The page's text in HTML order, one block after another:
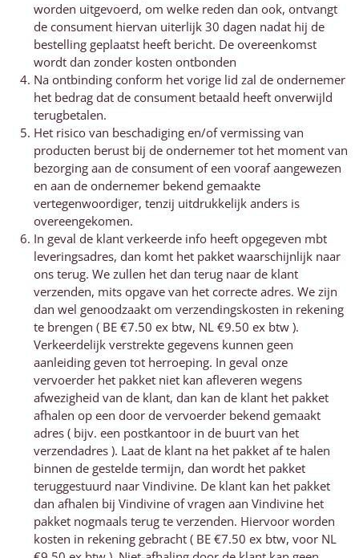
worden uitgevoerd, om welke reden dan ook, ontvangt
de consument hiervan uiterlijk 30 dagen nadat hij de
bestelling geplaatst heeft bericht. De overeenkomst
wordt dan zonder kosten ontbonden
Na ontbinding conform het vorige lid zal de ondernemer
het bedrag dat de consument betaald heeft onverwijld
terugbetalen.
Het risico van beschadiging en/of vermissing van
producten berust bij de ondernemer tot het moment van
bezorging aan de consument of een vooraf aangewezen
en aan de ondernemer bekend gemaakte
vertegenwoordiger, tenzij uitdrukkelijk anders is
overeengekomen.
In geval de klant verkeerde info heeft opgegeven mbt
leveringsadres, dan komt het pakket waarschijnlijk naar
ons terug. We zullen het dan terug naar de klant
verzenden, mits opgave van het correcte adres. We zijn
dan wel genoodzaakt om verzendingskosten in rekening
te brengen ( BE €7.50 ex btw, NL €9.50 ex btw ).
Verkeerdelijk verstrekte gegevens kunnen geen
aanleiding geven tot herroeping. In geval onze
vervoerder het pakket niet kan afleveren wegens
afwezigheid van de klant, dan kan de klant het pakket
afhalen op een door de vervoerder bekend gemaakt
adres ( bijv. een postkantoor in de buurt van het
verzendadres ). Laat de klant na het pakket af te halen
binnen de gestelde termijn, dan wordt het pakket
teruggestuurd naar Vindivine. De klant kan het pakket
dan afhalen bij Vindivine of vragen aan Vindivine het
pakket nogmaals terug te verzenden. Hiervoor worden
kosten in rekening gebracht ( BE €7.50 ex btw, voor NL